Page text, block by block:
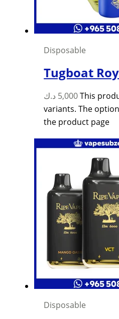
Disposable
Tugboat
5,000 د.ك
This
variants. The
the product page
Disposable